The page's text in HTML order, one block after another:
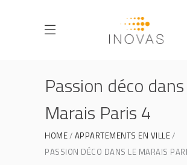
Passion déco
Marais Paris 4
HOME APPARTEMENTS EN VILLE
PASSION DÉCO DANS LE MARAIS